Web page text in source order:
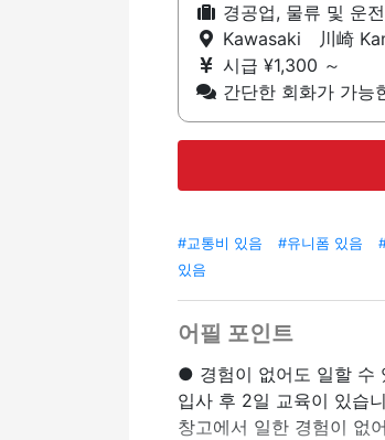
경공업, 물류 및 운
Kawasaki 川崎
시급 ¥1,300 ～
간단한 회화가 가능
#교통비 있음 #유니폼 있음
있음
어필 포인트
● 경험이 없어도 일할 수
입사 후 2일 교육이 있습
창고에서 일한 경험이 없